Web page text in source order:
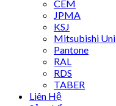
CEM
JPMA
KSJ
Mitsubishi Uni
Pantone
RAL
RDS
TABER
Liên Hệ